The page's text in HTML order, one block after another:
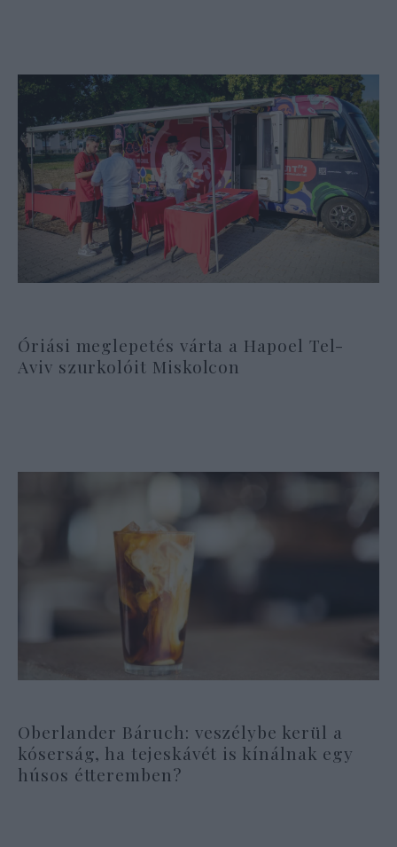
Óriási meglepetés várta a Hapoel Tel-
Aviv szurkolóit Miskolcon
Oberlander Báruch: veszélybe kerül a
kóserság, ha tejeskávét is kínálnak egy
húsos étteremben?